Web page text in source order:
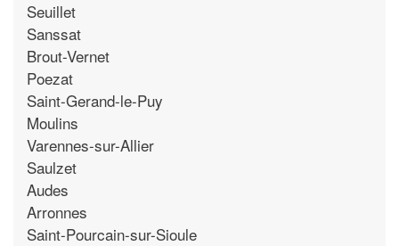
Seuillet
Sanssat
Brout-Vernet
Poezat
Saint-Gerand-le-Puy
Moulins
Varennes-sur-Allier
Saulzet
Audes
Arronnes
Saint-Pourcain-sur-Sioule